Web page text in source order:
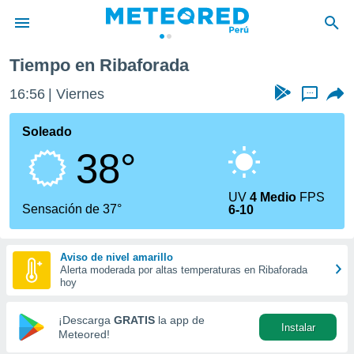
de
ha sido
calidad.
a este
las
y
forma
digital
basada
Tiempo en Ribaforada
16:56 Viernes ...
Soleado
38°
Sensación de 37°
UV4 Medio FPS
6-10
Aviso de nivel amarillo
Alerta moderada por altas temperaturas en Ribaforada
hoy
¡Descarga GRATIS la app de
Meteored!
Instalar